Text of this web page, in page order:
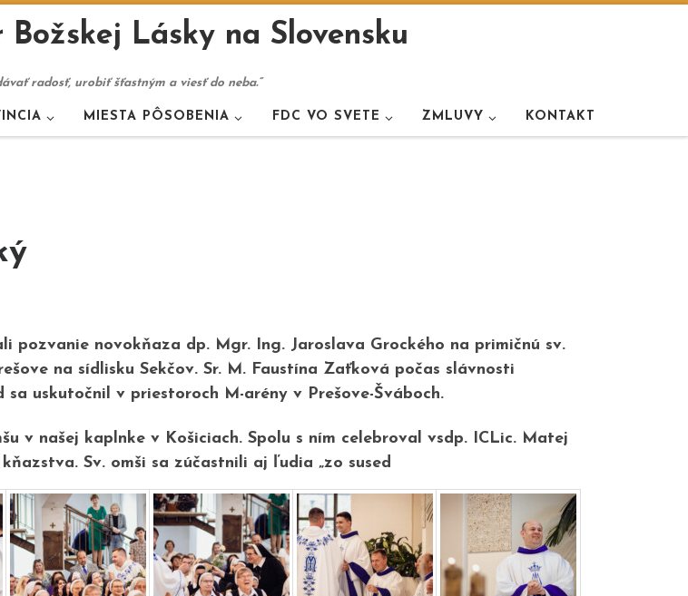
Lásky na Slovensku
radosť, urobiť šťastným a viesť do neba.“
MIESTA PÔSOBENIA FDC VO SVETE ZMLUVY KONTAKT
pozvanie novokňaza dp. Mgr. Ing. Jaroslava Grockého na primičnú sv.
na sídlisku Sekčov. Sr. M. Faustína Zaťková počas slávnosti
uskutočnil v priestoroch M-arény v Prešove-Šváboch.
v našej kaplnke v Košiciach. Spolu s ním celebroval vsdp. ICLic. Matej
Sv. omši sa zúčastnili aj ľudia „zo sused